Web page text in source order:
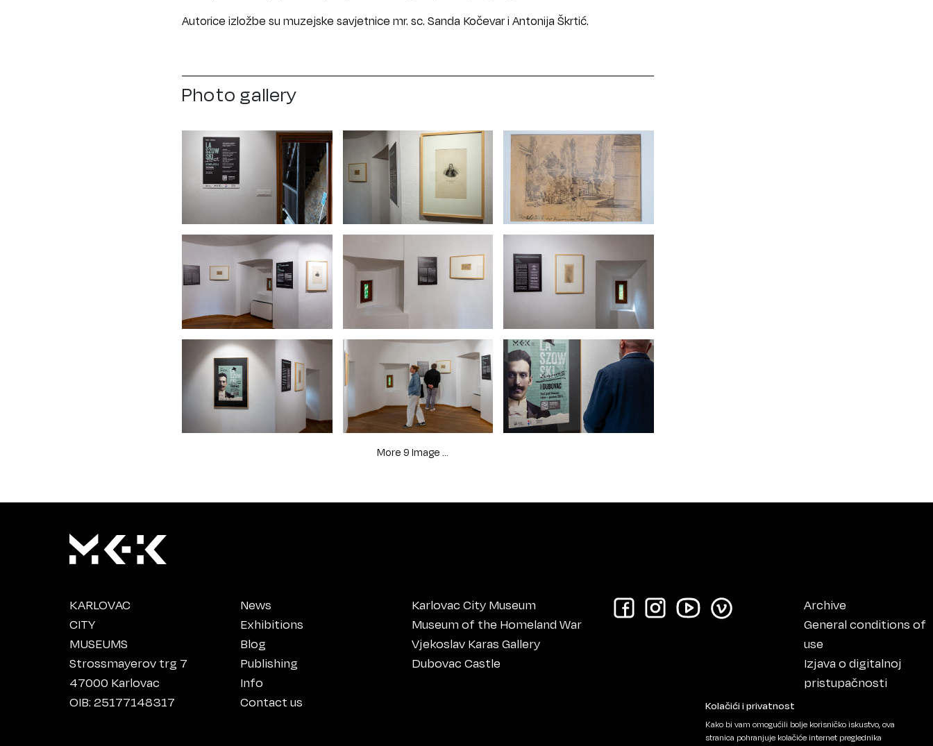
Autorice izložbe su muzejske savjetnice mr. sc. Sanda Kočevar i Antonija Škrtić.
Photo gallery
More 9 Image ...
KARLOVAC
CITY
MUSEUMS
Strossmayerov trg 7
47000 Karlovac
OIB: 25177148317
News
Exhibitions
Blog
Publishing
Info
Contact us
Karlovac City Museum
Museum of the Homeland War
Vjekoslav Karas Gallery
Dubovac Castle
Archive
General conditions of
use
Izjava o digitalnoj
pristupačnosti
Kolačići i privatnost
Kako bi vam omogućili bolje korisničko iskustvo, ova
stranica pohranjuje kolačiće internet preglednika